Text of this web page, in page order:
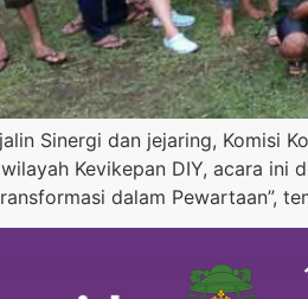
Sinergi dan jejaring, Komisi
Kevikepan DIY, acara ini
dalam Pewartaan”,